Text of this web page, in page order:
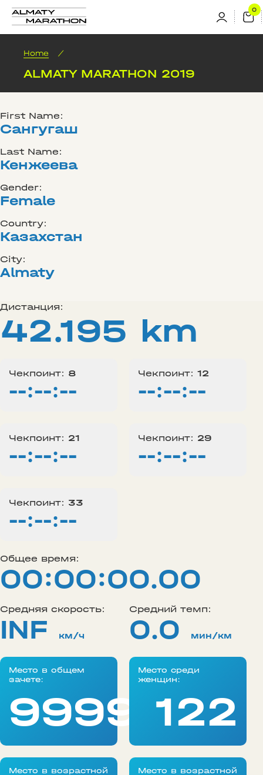
Home /
ALMATY MARATHON 2019
First Name:
Сангугаш
Last Name:
Кенжеева
Gender:
Female
Country:
Казахстан
City:
Almaty
Дистанция:
42.195 km
Чекпоинт: 8
--:--:--
Чекпоинт: 12
--:--:--
Чекпоинт: 21
--:--:--
Чекпоинт: 29
--:--:--
Чекпоинт: 33
--:--:--
Общее время:
00:00:00.00
Средняя скорость:
INF км/ч
Средний темп:
0.0 мин/км
Место в общем
зачете:
99999
Место среди
женщин:
122
Место в возрастной
Место в возрастной